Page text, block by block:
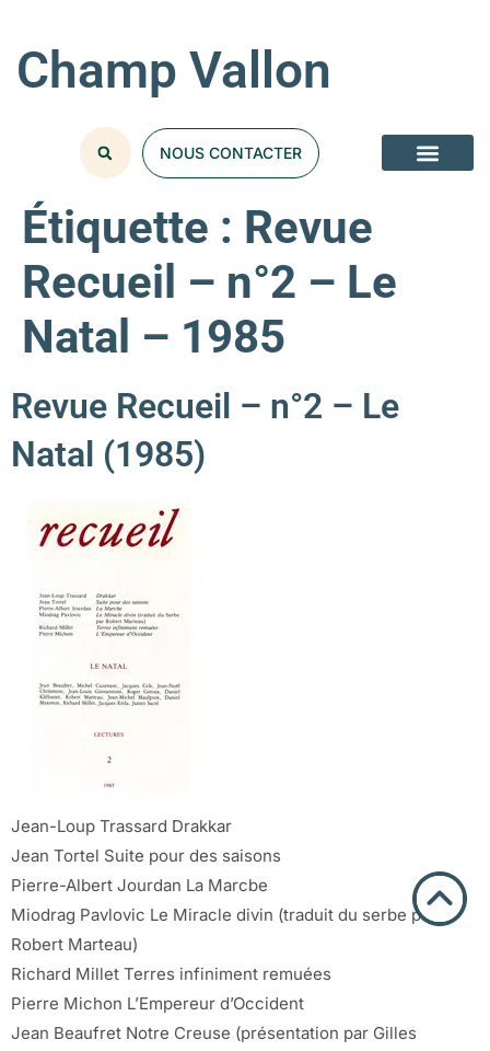
Champ Vallon
NOUS CONTACTER
Étiquette : Revue
Recueil – n°2 – Le
Natal – 1985
Revue Recueil – n°2 – Le
Natal (1985)
Jean-Loup Trassard Drakkar
Jean Tortel Suite pour des saisons
Pierre-Albert Jourdan La Marcbe
Miodrag Pavlovic Le Miracle divin (traduit du serbe par
Robert Marteau)
Richard Millet Terres infiniment remuées
Pierre Michon L’Empereur d’Occident
Jean Beaufret Notre Creuse (présentation par Gilles